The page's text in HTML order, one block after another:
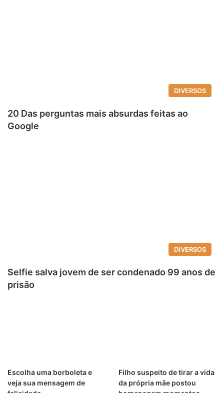
DIVERSOS
20 Das perguntas mais absurdas feitas ao
Google
DIVERSOS
Selfie salva jovem de ser condenado 99 anos de
prisão
Escolha uma borboleta e
veja sua mensagem de
Filho suspeito de tirar a vida
da própria mãe postou